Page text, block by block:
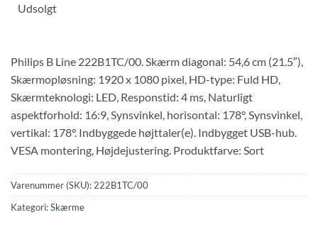
Udsolgt
Philips B Line 222B1TC/00. Skærm diagonal: 54,6 cm (21.5″),
Skærmopløsning: 1920 x 1080 pixel, HD-type: Fuld HD,
Skærmteknologi: LED, Responstid: 4 ms, Naturligt
aspektforhold: 16:9, Synsvinkel, horisontal: 178°, Synsvinkel,
vertikal: 178°. Indbyggede højttaler(e). Indbygget USB-hub.
VESA montering, Højdejustering. Produktfarve: Sort
Varenummer (SKU): 222B1TC/00
Kategori:Skærme